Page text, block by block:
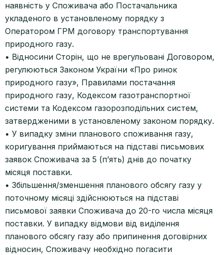
наявність у Споживача або Постачальника
укладеного в установленому порядку з
Оператором ГРМ договору транспортування
природного газу.
• Відносини Сторін, що не врегульовані Договором,
регулюються Законом України «Про ринок
природного газу», Правилами постачання
природного газу, Кодексом газотранспортної
системи та Кодексом газорозподільних систем,
затвердженими в установленому законом порядку.
• У випадку зміни планового споживання газу,
коригування приймаються на підставі письмових
заявок Споживача за 5 (п’ять) днів до початку
місяця поставки.
• Збільшення/зменшення планового обсягу газу у
поточному місяці здійснюються на підставі
письмової заявки Споживача до 20-го числа місяця
поставки. У випадку відмови від виділення
планового обсягу газу або припинення договірних
відносин, Споживачу необхідно погасити